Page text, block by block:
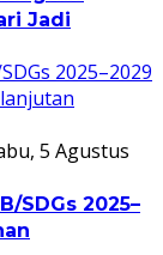
Jadi
5 Agustus
SDGs 2025–